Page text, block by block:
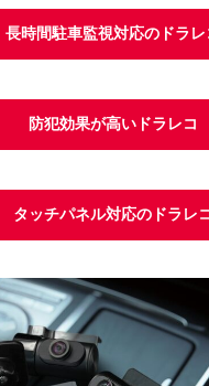
長時間駐車監視対応のドラレ
防犯効果が高いドラレコ
タッチパネル対応のドラレ